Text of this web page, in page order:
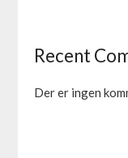
Recent
Der er ingen